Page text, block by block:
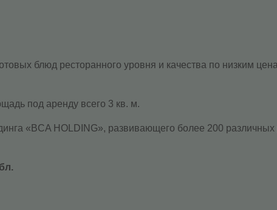
блюд ресторанного уровня и качества по низким
под аренду всего 3 кв. м.
«BCA HOLDING», развивающего более 200